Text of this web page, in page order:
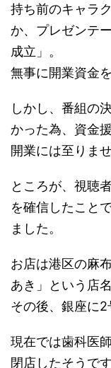
持ち前のキャラ
か、プレゼンテ
成立」。
無事に開業資金
しかし、番組の
かった為、資金
開業には至りま
ところが、視聴
を確信したこと
ました。
お店は港区の麻
あき」という店
その後、銀座に2
現在では歯科医
閉店したそうで